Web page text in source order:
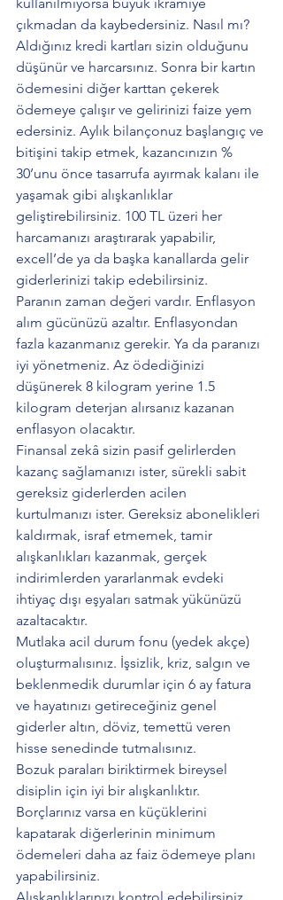
çıkmadan da kaybedersiniz. Nasıl mı?
Aldığınız kredi kartları sizin olduğunu
düşünür ve harcarsınız. Sonra bir kartın
ödemesini diğer karttan çekerek
ödemeye çalışır ve gelirinizi faize yem
edersiniz. Aylık bilançonuz başlangıç ve
bitişini takip etmek, kazancınızın %
30’unu önce tasarrufa ayırmak kalanı ile
yaşamak gibi alışkanlıklar
geliştirebilirsiniz. 100 TL üzeri her
harcamanızı araştırarak yapabilir,
excell’de ya da başka kanallarda gelir
giderlerinizi takip edebilirsiniz.
Paranın zaman değeri vardır. Enflasyon
alım gücünüzü azaltır. Enflasyondan
fazla kazanmanız gerekir. Ya da paranızı
iyi yönetmeniz. Az ödediğinizi
düşünerek 8 kilogram yerine 1.5
kilogram deterjan alırsanız kazanan
enflasyon olacaktır.
Finansal zekâ sizin pasif gelirlerden
kazanç sağlamanızı ister, sürekli sabit
gereksiz giderlerden acilen
kurtulmanızı ister. Gereksiz abonelikleri
kaldırmak, israf etmemek, tamir
alışkanlıkları kazanmak, gerçek
indirimlerden yararlanmak evdeki
ihtiyaç dışı eşyaları satmak yükünüzü
azaltacaktır.
Mutlaka acil durum fonu (yedek akçe)
oluşturmalısınız. İşsizlik, kriz, salgın ve
beklenmedik durumlar için 6 ay fatura
ve hayatınızı getireceğiniz genel
giderler altın, döviz, temettü veren
hisse senedinde tutmalısınız.
Bozuk paraları biriktirmek bireysel
disiplin için iyi bir alışkanlıktır.
Borçlarınız varsa en küçüklerini
kapatarak diğerlerinin minimum
ödemeleri daha az faiz ödemeye planı
yapabilirsiniz.
Alışkanlıklarınızı kontrol edebilirsiniz.